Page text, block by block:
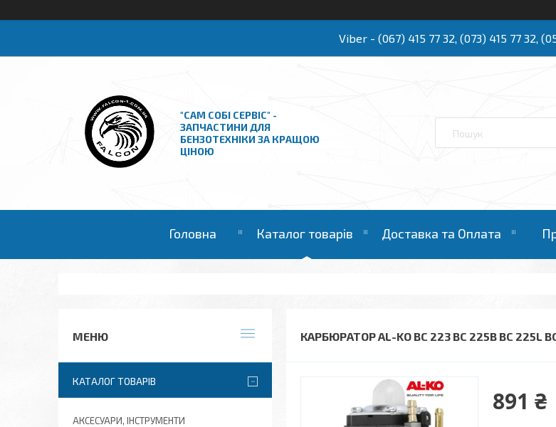
Viber - (067) 415 77 32, (073) 415 77 32,
"САМ СОБІ СЕРВІС" -
ЗАПЧАСТИНИ ДЛЯ
БЕНЗОТЕХНІКИ ЗА КРАЩОЮ
ЦІНОЮ
Головна Каталог товарів Доставка та Оплата
КАРБЮРАТОР AL-KO BC 223 BC 225B BC 225L
891 ₴
КАТАЛОГ ТОВАРІВ
АКСЕСУАРИ, ІНСТРУМЕНТИ